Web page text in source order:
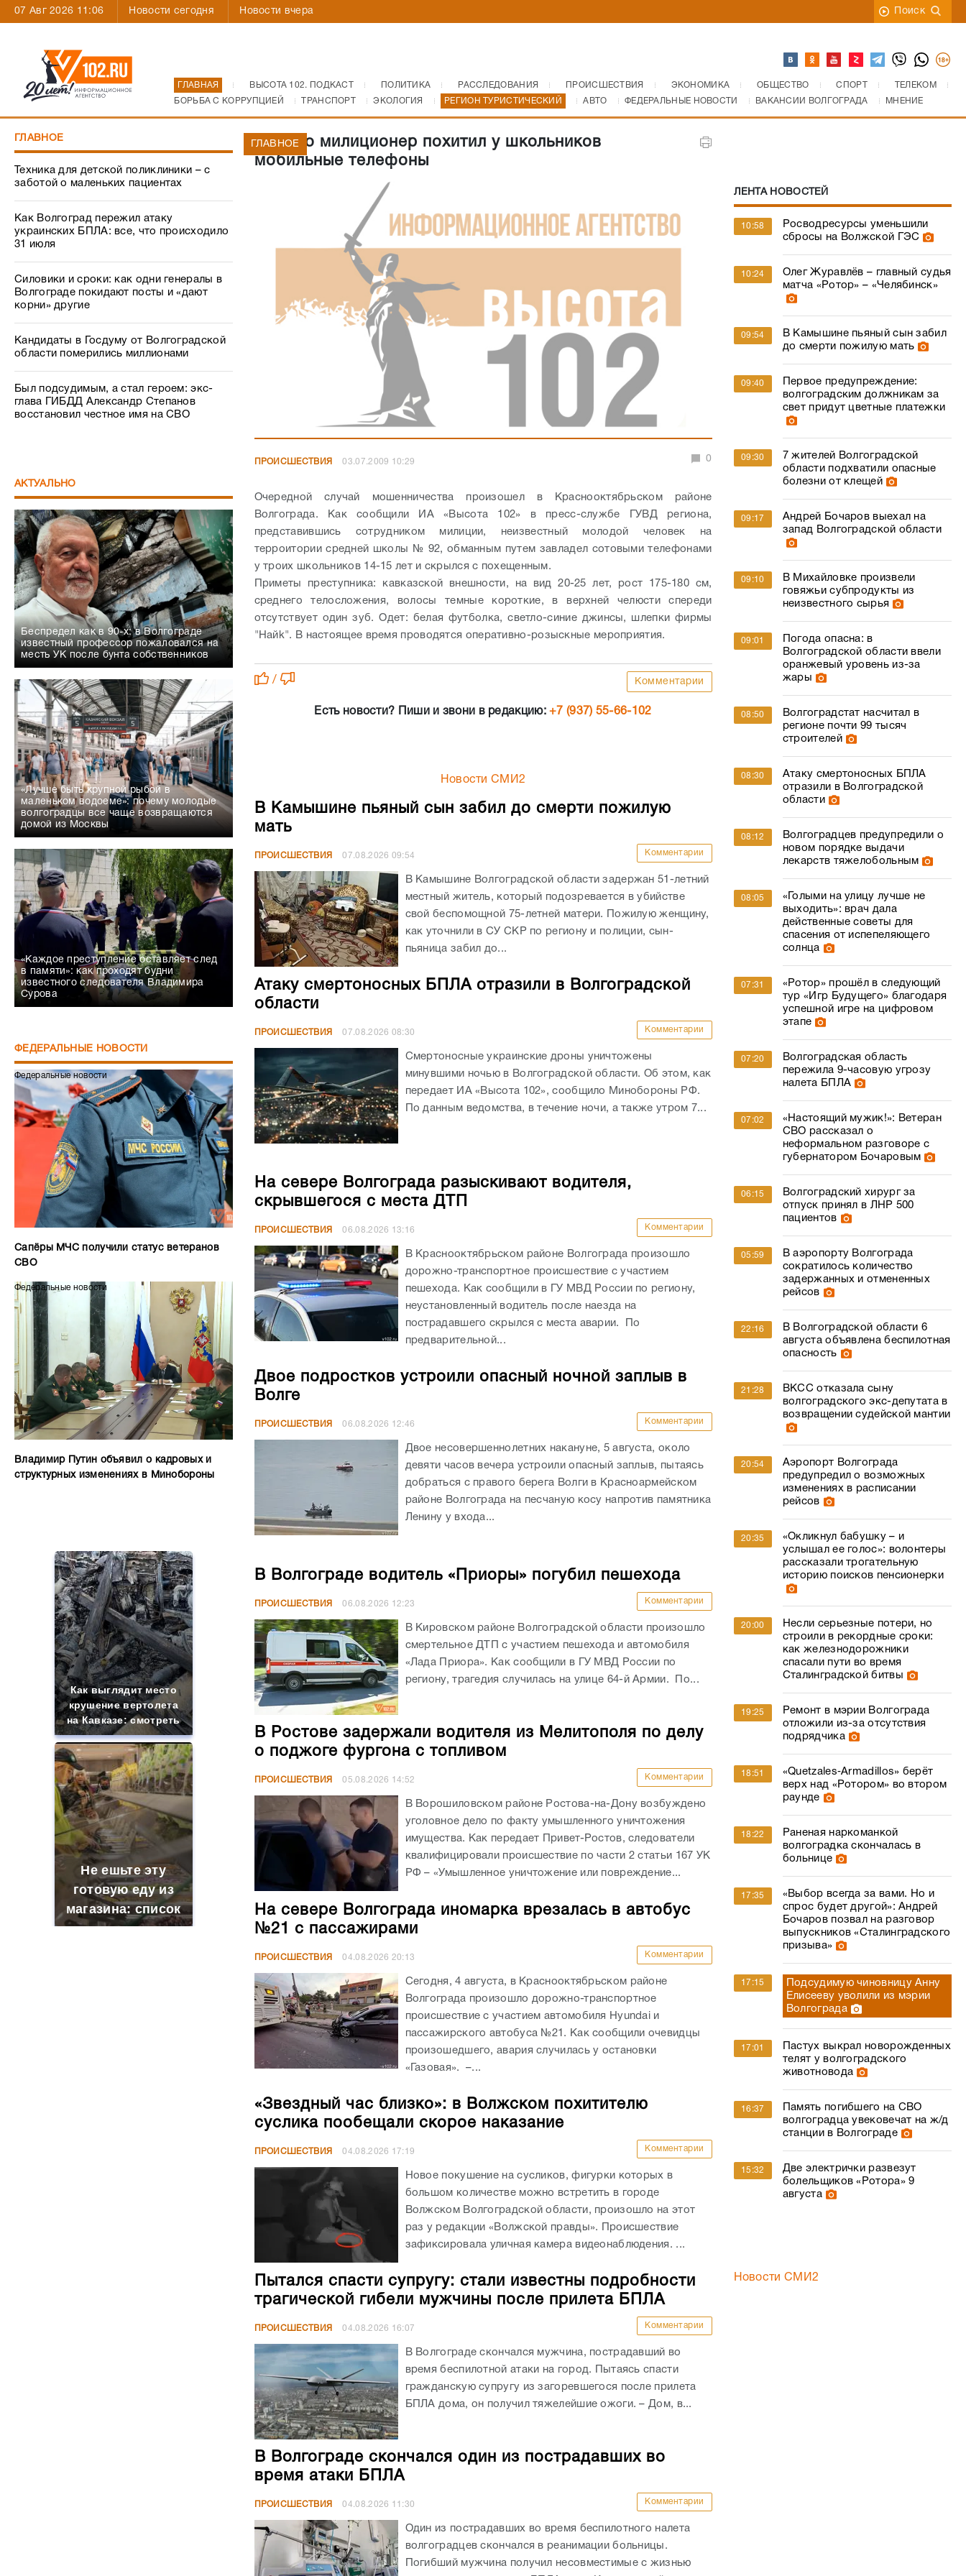
07 Авг 2026 11:06 Новости сегодня Новости вчера Поиск
ГЛАВНАЯ ВЫСОТА 102. ПОДКАСТ ПОЛИТИКА РАССЛЕДОВАНИЯ ПРОИСШЕСТВИЯ ЭКОНОМИКА ОБЩЕСТВО СПОРТ
ТЕЛЕКОМ
БОРЬБА С КОРРУПЦИЕЙ
ТРАНСПОРТ ЭКОЛОГИЯ РЕГИОН ТУРИСТИЧЕСКИЙ АВТО ФЕДЕРАЛЬНЫЕ НОВОСТИ ВАКАНСИИ ВОЛГОГРАДА МНЕНИЕ
ГЛАВНОЕ
Техника для детской поликлиники – с
заботой о маленьких пациентах
Как Волгоград пережил атаку
украинских БПЛА: все, что происходило
31 июля
Силовики и сроки: как одни генералы в
Волгограде покидают посты и «дают
корни» другие
Кандидаты в Госдуму от Волгоградской
области померились миллионами
Был подсудимым, а стал героем: экс-
глава ГИБДД Александр Степанов
восстановил честное имя на СВО
АКТУАЛЬНО
Беспредел как в 90-х: в Волгограде
известный профессор пожаловался на
месть УК после бунта собственников
«Лучше быть крупной рыбой в
маленьком водоеме»: почему молодые
волгоградцы все чаще возвращаются
домой из Москвы
«Каждое преступление оставляет след
в памяти»: как проходят будни
известного следователя Владимира
Сурова
ФЕДЕРАЛЬНЫЕ НОВОСТИ
Федеральные новости
Сапёры МЧС получили статус ветеранов
СВО
Федеральные новости
Владимир Путин объявил о кадровых и
структурных изменениях в Минобороны
Как выглядит место
крушение вертолета
на Кавказе: смотреть
Не ешьте эту
готовую еду из
магазина: список
Псевдо милиционер похитил у школьников
мобильные телефоны
ГЛАВНОЕ
ПРОИСШЕСТВИЯ 03.07.2009 10:29 0
Очередной случай мошенничества произошел в Краснооктябрьском районе
Волгограда. Как сообщили ИА «Высота 102» в пресс-службе ГУВД региона,
представившись сотрудником милиции, неизвестный молодой человек на
терроитории средней школы № 92, обманным путем завладел сотовыми телефонами
у троих школьников 14-15 лет и скрылся с похещенным.
Приметы преступника: кавказской внешности, на вид 20-25 лет, рост 175-180 см,
среднего телосложения, волосы темные короткие, в верхней челюсти спереди
отсутствует один зуб. Одет: белая футболка, светло-синие джинсы, шлепки фирмы
"Найk". В настоящее время проводятся оперативно-розыскные мероприятия.
/ Комментарии
Есть новости? Пиши и звони в редакцию:+7 (937) 55-66-102
Новости СМИ2
В Камышине пьяный сын забил до смерти пожилую
мать
ПРОИСШЕСТВИЯ 07.08.2026 09:54 Комментарии
В Камышине Волгоградской области задержан 51-летний
местный житель, который подозревается в убийстве
свой беспомощной 75-летней матери. Пожилую женщину,
как уточнили в СУ СКР по региону и полиции, сын-
пьяница забил до...
Атаку смертоносных БПЛА отразили в Волгоградской
области
ПРОИСШЕСТВИЯ 07.08.2026 08:30 Комментарии
Смертоносные украинские дроны уничтожены
минувшими ночью в Волгоградской области. Об этом, как
передает ИА «Высота 102», сообщило Минобороны РФ.
По данным ведомства, в течение ночи, а также утром 7...
На севере Волгограда разыскивают водителя,
скрывшегося с места ДТП
ПРОИСШЕСТВИЯ 06.08.2026 13:16 Комментарии
В Краснооктябрьском районе Волгограда произошло
дорожно-транспортное происшествие с участием
пешехода. Как сообщили в ГУ МВД России по региону,
неустановленный водитель после наезда на
пострадавшего скрылся с места аварии. По
предварительной...
Двое подростков устроили опасный ночной заплыв в
Волге
ПРОИСШЕСТВИЯ 06.08.2026 12:46 Комментарии
Двое несовершеннолетних накануне, 5 августа, около
девяти часов вечера устроили опасный заплыв, пытаясь
добраться с правого берега Волги в Красноармейском
районе Волгограда на песчаную косу напротив памятника
Ленину у входа...
В Волгограде водитель «Приоры» погубил пешехода
ПРОИСШЕСТВИЯ 06.08.2026 12:23 Комментарии
В Кировском районе Волгоградской области произошло
смертельное ДТП с участием пешехода и автомобиля
«Лада Приора». Как сообщили в ГУ МВД России по
региону, трагедия случилась на улице 64-й Армии. По...
В Ростове задержали водителя из Мелитополя по делу
о поджоге фургона с топливом
ПРОИСШЕСТВИЯ 05.08.2026 14:52 Комментарии
В Ворошиловском районе Ростова-на-Дону возбуждено
уголовное дело по факту умышленного уничтожения
имущества. Как передает Привет-Ростов, следователи
квалифицировали происшествие по части 2 статьи 167 УК
РФ – «Умышленное уничтожение или повреждение...
На севере Волгограда иномарка врезалась в автобус
№21 с пассажирами
ПРОИСШЕСТВИЯ 04.08.2026 20:13 Комментарии
Сегодня, 4 августа, в Краснооктябрьском районе
Волгограда произошло дорожно-транспортное
происшествие с участием автомобиля Hyundai и
пассажирского автобуса №21. Как сообщили очевидцы
произошедшего, авария случилась у остановки
«Газовая». –...
«Звездный час близко»: в Волжском похитителю
суслика пообещали скорое наказание
ПРОИСШЕСТВИЯ 04.08.2026 17:19 Комментарии
Новое покушение на сусликов, фигурки которых в
большом количестве можно встретить в городе
Волжском Волгоградской области, произошло на этот
раз у редакции «Волжской правды». Происшествие
зафиксировала уличная камера видеонаблюдения. ...
Пытался спасти супругу: стали известны подробности
трагической гибели мужчины после прилета БПЛА
ПРОИСШЕСТВИЯ 04.08.2026 16:07 Комментарии
В Волгограде скончался мужчина, пострадавший во
время беспилотной атаки на город. Пытаясь спасти
гражданскую супругу из загоревшегося после прилета
БПЛА дома, он получил тяжелейшие ожоги. – Дом, в...
В Волгограде скончался один из пострадавших во
время атаки БПЛА
ПРОИСШЕСТВИЯ 04.08.2026 11:30 Комментарии
Один из пострадавших во время беспилотного налета
волгоградцев скончался в реанимации больницы.
Погибший мужчина получил несовместимые с жизнью
ЛЕНТА НОВОСТЕЙ
10:58
Росводресурсы уменьшили
сбросы на Волжской ГЭС
10:24
Олег Журавлёв – главный судья
матча «Ротор» – «Челябинск»
09:54
В Камышине пьяный сын забил
до смерти пожилую мать
09:40
Первое предупреждение:
волгоградским должникам за
свет придут цветные платежки
09:30
7 жителей Волгоградской
области подхватили опасные
болезни от клещей
09:17
Андрей Бочаров выехал на
запад Волгоградской области
09:10
В Михайловке произвели
говяжьи субпродукты из
неизвестного сырья
09:01
Погода опасна: в
Волгоградской области ввели
оранжевый уровень из-за
жары
08:50
Волгоградстат насчитал в
регионе почти 99 тысяч
строителей
08:30
Атаку смертоносных БПЛА
отразили в Волгоградской
области
08:12
Волгоградцев предупредили о
новом порядке выдачи
лекарств тяжелобольным
08:05
«Голыми на улицу лучше не
выходить»: врач дала
действенные советы для
спасения от испепеляющего
солнца
07:31
«Ротор» прошёл в следующий
тур «Игр Будущего» благодаря
успешной игре на цифровом
этапе
07:20
Волгоградская область
пережила 9-часовую угрозу
налета БПЛА
07:02
«Настоящий мужик!»: Ветеран
СВО рассказал о
неформальном разговоре с
губернатором Бочаровым
06:15
Волгоградский хирург за
отпуск принял в ЛНР 500
пациентов
05:59
В аэропорту Волгограда
сократилось количество
задержанных и отмененных
рейсов
22:16
В Волгоградской области 6
августа объявлена беспилотная
опасность
21:28
ВКСС отказала сыну
волгоградского экс-депутата в
возвращении судейской мантии
20:54
Аэропорт Волгограда
предупредил о возможных
изменениях в расписании
рейсов
20:35
«Окликнул бабушку – и
услышал ее голос»: волонтеры
рассказали трогательную
историю поисков пенсионерки
20:00
Несли серьезные потери, но
строили в рекордные сроки:
как железнодорожники
спасали пути во время
Сталинградской битвы
19:25
Ремонт в мэрии Волгограда
отложили из-за отсутствия
подрядчика
18:51
«Quetzales‑Armadillos» берёт
верх над «Ротором» во втором
раунде
18:22
Раненая наркоманкой
волгоградка скончалась в
больнице
17:35
«Выбор всегда за вами. Но и
спрос будет другой»: Андрей
Бочаров позвал на разговор
выпускников «Сталинградского
призыва»
17:15
Подсудимую чиновницу Анну
Елисееву уволили из мэрии
Волгограда
17:01
Пастух выкрал новорожденных
телят у волгоградского
животновода
16:37
Память погибшего на СВО
волгоградца увековечат на ж/д
станции в Волгограде
15:32
Две электрички развезут
болельщиков «Ротора» 9
августа
Новости СМИ2